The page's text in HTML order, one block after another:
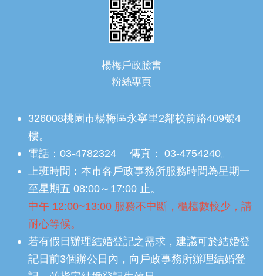
楊梅戶政臉書
粉絲專頁
326008桃園市楊梅區永寧里2鄰校前路409號4
樓。
電話：03-4782324 傳真： 03-4754240。
上班時間：本市各戶政事務所服務時間為星期一
至星期五 08:00～17:00 止。
中午 12:00~13:00 服務不中斷，櫃檯數較少，請
耐心等候。
若有假日辦理結婚登記之需求，建議可於結婚登
記日前3個辦公日內，向戶政事務所辦理結婚登